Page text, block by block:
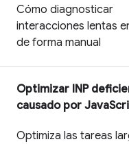
Cómo diagnosticar
interacciones lentas
de forma manual
Optimizar INP
causado por Java
Optimiza las tareas